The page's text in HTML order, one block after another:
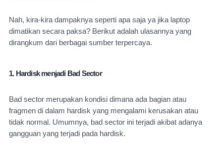
Nah, kira-kira dampaknya seperti apa saja ya jika laptop
dimatikan secara paksa? Berikut adalah ulasannya yang
dirangkum dari berbagai sumber terpercaya.
1. Hardisk menjadi Bad Sector
Bad sector merupakan kondisi dimana ada bagian atau
fragmen di dalam hardisk yang mengalami kerusakan atau
tidak normal. Umumnya, bad sector ini terjadi akibat adanya
gangguan yang terjadi pada hardisk.